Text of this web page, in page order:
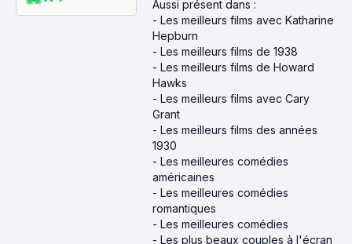
Aussi présent dans :
- Les meilleurs films avec Katharine
Hepburn
- Les meilleurs films de 1938
- Les meilleurs films de Howard
Hawks
- Les meilleurs films avec Cary
Grant
- Les meilleurs films des années
1930
- Les meilleures comédies
américaines
- Les meilleures comédies
romantiques
- Les meilleures comédies
- Les plus beaux couples à l'écran